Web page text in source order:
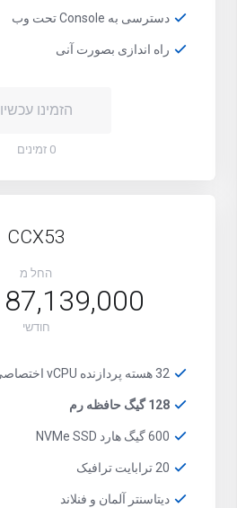
دسترسی به Console تحت وب
راه اندازی بصورت آنی
הזמינו עכשיו
0 זמינים
CCX53
החל מ
87,139,000 تومان
חודשי
32 هسته پردازنده vCPU اختصاصی
128 گیگ حافظه رم
600 گیگ هارد NVMe SSD
20 ترابایت ترافیک
دیتاسنتر آلمان و فنلاند